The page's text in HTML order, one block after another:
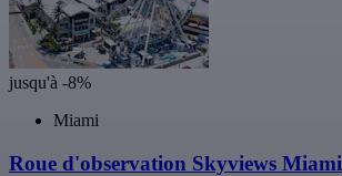
jusqu'à -8%
Miami
Roue d'observation Skyviews Miami